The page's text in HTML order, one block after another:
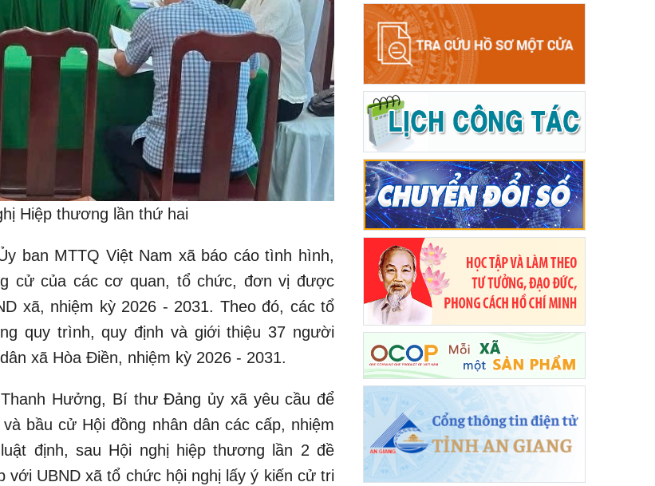
Hiệp thương lần thứ hai
MTTQ Việt Nam xã báo cáo tình hình,
cử của các cơ quan, tổ chức, đơn vị được
xã, nhiệm kỳ 2026 - 2031. Theo đó, các tổ
quy trình, quy định và giới thiệu 37 người
xã Hòa Điền, nhiệm kỳ 2026 - 2031.
Hưởng, Bí thư Đảng ủy xã yêu cầu để
bầu cử Hội đồng nhân dân các cấp, nhiệm
định, sau Hội nghị hiệp thương lần 2 đề
với UBND xã tổ chức hội nghị lấy ý kiến cử tri